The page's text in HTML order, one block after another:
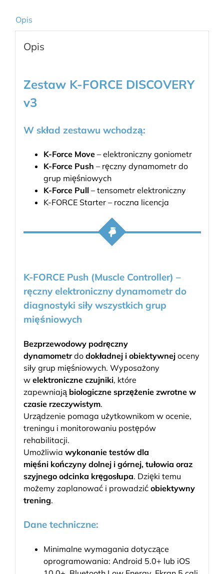
Opis
Opis
Zestaw K-FORCE DISCOVERY
v3
W skład zestawu wchodzą:
K-Force Move – elektroniczny goniometr
K-Force Push – ręczny dynamometr do
grup mięśniowych
K-Force Pull – tensometr elektroniczny
K-FORCE Starter – roczna licencja
K-FORCE Push (Muscle Controller) –
ręczny elektroniczny dynamometr do
diagnostyki siły wszystkich grup
mięśniowych
Bezprzewodowy podręczny
dynamometrdo dokładnej i obiektywnejoceny
siły grup mięśniowych. Wyposażony
w elektroniczne czujniki, które
zapewniają biologiczne sprzężenie zwrotne w
czasie rzeczywistym.
Urządzenie pomaga użytkownikom w ocenie,
treningu i monitorowaniu postępów
rehabilitacji.
Umożliwia wykonanie testów dla
mięśni kończyny dolnej i górnej, tułowia oraz
szyjnego odcinka kręgosłupa. Dzięki temu
możemy zaplanować i prowadzić obiektywny
trening.
Dane techniczne:
Minimalne wymagania dotyczące
oprogramowania: Android 5.0+ lub iOS